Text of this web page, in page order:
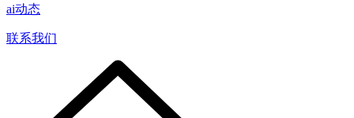
ai动态
联系我们